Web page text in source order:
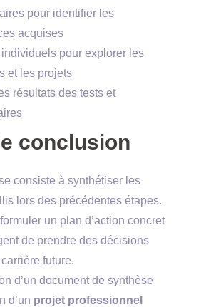
pour identifier les
acquises
individuels pour explorer les
et les projets
résultats des tests et
conclusion
consiste à synthétiser les
lors des précédentes étapes.
un plan d’action concret
de prendre des décisions
future.
d’un document de synthèse
d’un projet professionnel